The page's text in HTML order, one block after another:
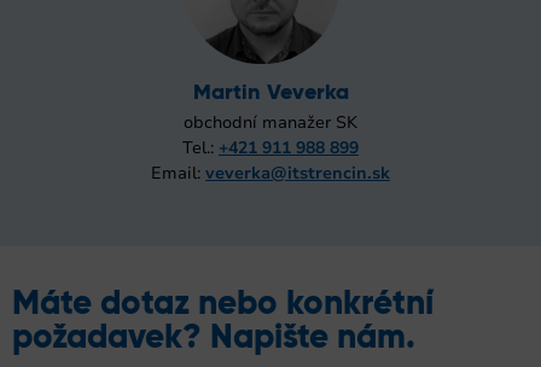
Martin Veverka
obchodní manažer SK
Tel.: +421 911 988 899
Email: veverka@itstrencin.sk
Máte dotaz nebo konkrétní
požadavek? Napište nám.